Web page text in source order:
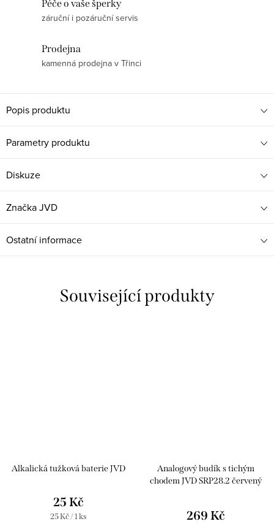
Péče o vaše šperky
záruční i pozáruční servis
Prodejna
kamenná prodejna v Třinci
Popis produktu
Parametry produktu
Diskuze
ZnačkaJVD
Ostatní informace
Související produkty
Alkalická tužková baterie JVD
25 Kč
Měrná
25 Kč / 1 ks
Analogový budík s tichým
chodem JVD SRP28.2 červený
269 Kč